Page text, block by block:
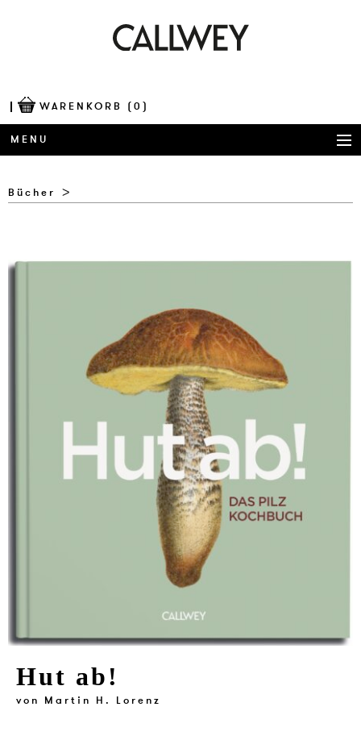
WARENKORB (0)
MENU
BLOG
VERLAG
JOBS
SHOP
Bücher
Hut ab!
von Martin H. Lorenz